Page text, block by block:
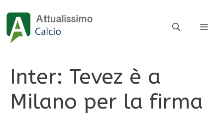
contenuto
Inter: Tevez è a
Milano per la firma